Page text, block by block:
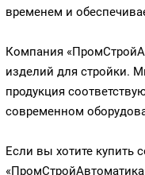
временем и
Компания
изделий для стройки.
продукция
современном
Если вы хотите купить